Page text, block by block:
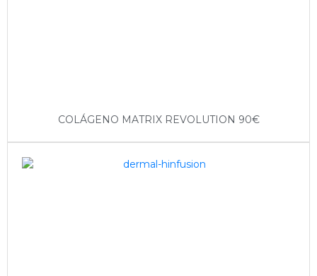
COLÁGENO MATRIX REVOLUTION 90€